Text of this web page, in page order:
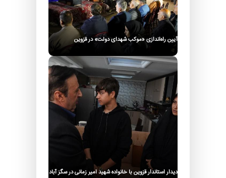
آیین راه‌اندازی «موکب شهدای دولت» در قزوین
دیدار استاندار قزوین با خانواده شهید امیر زمانی در سگز آباد